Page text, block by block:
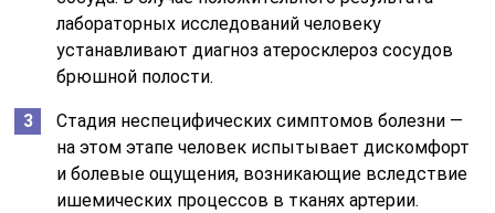
лабораторных исследований человеку
устанавливают диагноз атеросклероз сосудов
брюшной полости.
Стадия неспецифических симптомов болезни —
на этом этапе человек испытывает дискомфорт
и болевые ощущения, возникающие вследствие
ишемических процессов в тканях артерии.